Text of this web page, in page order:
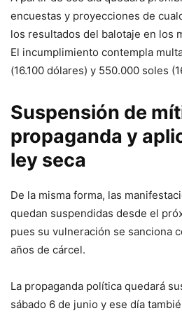
encuestas y proyecciones de
los resultados del balotaje en los
El incumplimiento contempla
(16.100 dólares) y 550.000 soles
Suspensión de
propaganda y
ley seca
De la misma forma, las
quedan suspendidas desde el
pues su vulneración se sanciona
años de cárcel.
La propaganda política quedará
sábado 6 de junio y ese día